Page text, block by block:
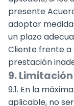
presente
adoptar
un plazo
Cliente frente a
prestación
9.
9.1. En la
aplicable, no